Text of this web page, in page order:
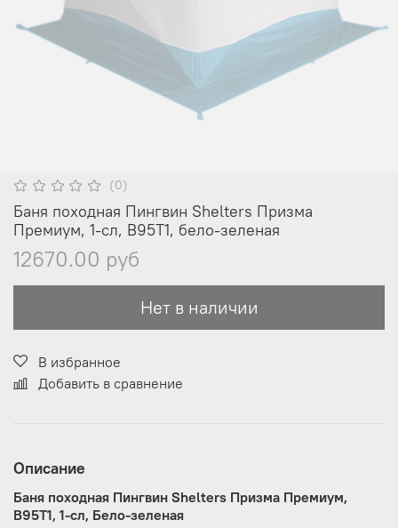
(0)
Баня походная Пингвин Shelters Призма
Премиум, 1-сл, В95Т1, бело-зеленая
12670.00 руб
Нет в наличии
В избранное
Добавить в сравнение
Описание
Баня походная Пингвин Shelters Призма Премиум,
В95Т1, 1-сл, Бело-зеленая